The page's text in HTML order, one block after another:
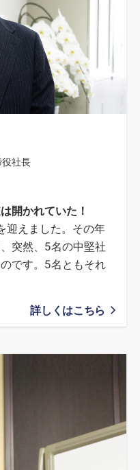
社長
開かれていた！
迎えました。その年
突然、5名の中堅社
です。5名ともそれ
詳しくはこちら